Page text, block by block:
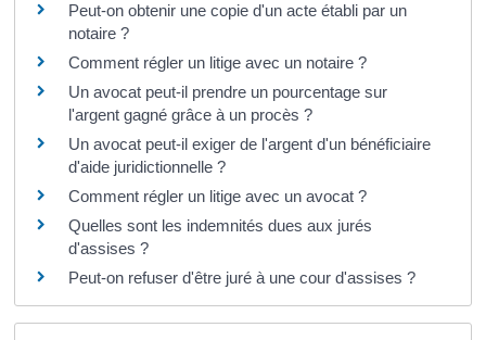
Peut-on obtenir une copie d'un acte établi par un
notaire ?
Comment régler un litige avec un notaire ?
Un avocat peut-il prendre un pourcentage sur
l'argent gagné grâce à un procès ?
Un avocat peut-il exiger de l'argent d'un bénéficiaire
d'aide juridictionnelle ?
Comment régler un litige avec un avocat ?
Quelles sont les indemnités dues aux jurés
d'assises ?
Peut-on refuser d'être juré à une cour d'assises ?